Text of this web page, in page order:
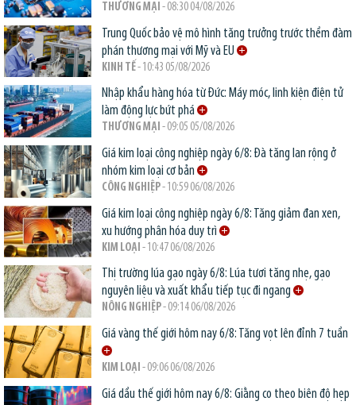
THƯƠNG MẠI - 08:30 04/08/2026
Trung Quốc bảo vệ mô hình tăng trưởng trước thềm đàm
phán thương mại với Mỹ và EU
KINH TẾ- 10:43 05/08/2026
Nhập khẩu hàng hóa từ Đức: Máy móc, linh kiện điện tử
làm động lực bứt phá
THƯƠNG MẠI - 09:05 05/08/2026
Giá kim loại công nghiệp ngày 6/8: Đà tăng lan rộng ở
nhóm kim loại cơ bản
CÔNG NGHIỆP- 10:59 06/08/2026
Giá kim loại công nghiệp ngày 6/8: Tăng giảm đan xen,
xu hướng phân hóa duy trì
KIM LOẠI - 10:47 06/08/2026
Thị trường lúa gạo ngày 6/8: Lúa tươi tăng nhẹ, gạo
nguyên liệu và xuất khẩu tiếp tục đi ngang
NÔNG NGHIỆP- 09:14 06/08/2026
Giá vàng thế giới hôm nay 6/8: Tăng vọt lên đỉnh 7 tuần
KIM LOẠI - 09:06 06/08/2026
Giá dầu thế giới hôm nay 6/8: Giằng co theo biên độ hẹp